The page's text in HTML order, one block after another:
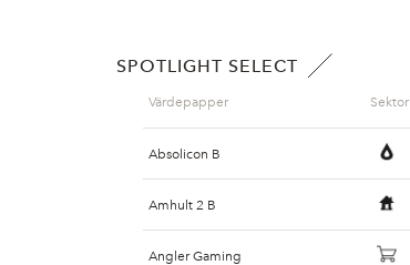
SPOTLIGHT SELECT
Värdepapper Sektor
Absolicon B
Amhult 2 B
Angler Gaming